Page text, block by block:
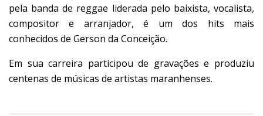
pela banda de reggae liderada pelo baixista, vocalista,
compositor e arranjador, é um dos hits mais
conhecidos de Gerson da Conceição.
Em sua carreira participou de gravações e produziu
centenas de músicas de artistas maranhenses.